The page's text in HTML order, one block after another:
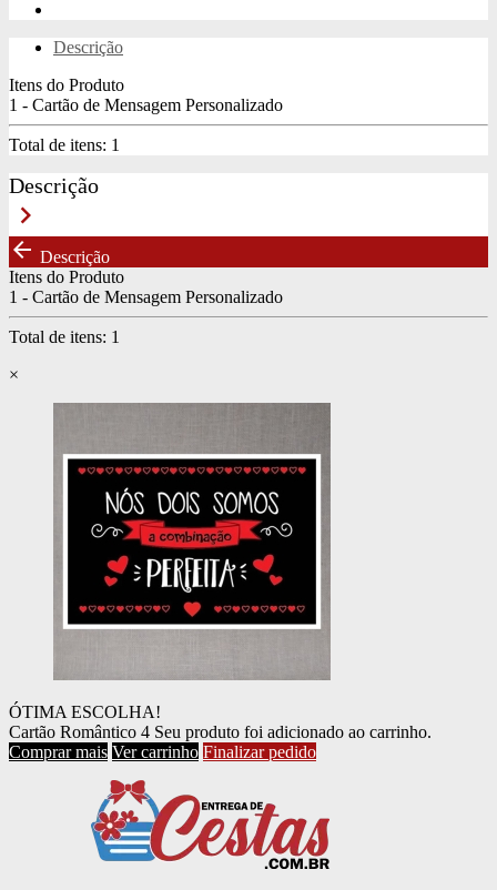
Descrição
Itens do Produto
1 - Cartão de Mensagem Personalizado
Total de itens: 1
Descrição
keyboard_arrow_right
arrow_back Descrição
Itens do Produto
1 - Cartão de Mensagem Personalizado
Total de itens: 1
×
ÓTIMA ESCOLHA!
Cartão Romântico 4 Seu produto foi adicionado ao carrinho.
Comprar mais Ver carrinho Finalizar pedido